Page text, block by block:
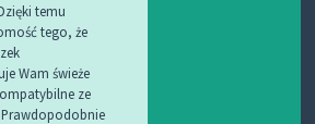
temu
tego, że
Wam świeże
ze